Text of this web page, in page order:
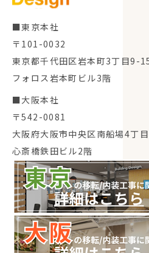
■東京本社
〒101-0032
東京都千代田区岩本町3丁目9-
フォロス岩本町ビル3階
■大阪本社
〒542-0081
大阪府大阪市中央区南船場4丁
心斎橋鉄田ビル2階